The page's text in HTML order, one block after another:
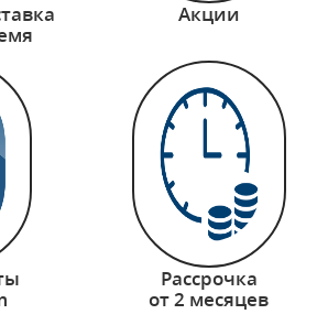
Акции
Рассрочка
от 2 месяцев